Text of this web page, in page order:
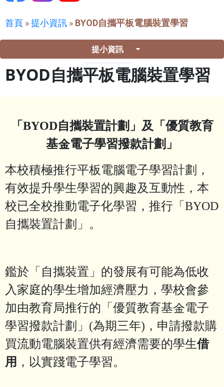
首頁 »提小資訊 » BYOD自攜平板電腦裝置學習
提小資訊
BYOD自攜平板電腦裝置學習
「BYOD自攜裝置計劃」及「優質教育
基金電子學習撥款計劃」
本校積極推行平板電腦電子學習計劃，
有效提升學生學習的興趣及互動性，本
校已全校推動電子化學習，推行「BYOD
自攜裝置計劃」。
鑑於「自攜裝置」的發展有可能為低收
入家庭的學生增加經濟壓力，學校會參
加由教育局推行的「優質教育基金電子
學習撥款計劃」(為期三年)，申請撥款購
買流動電腦裝置供有經濟需要的學生借
用 ，以實踐電子學習。